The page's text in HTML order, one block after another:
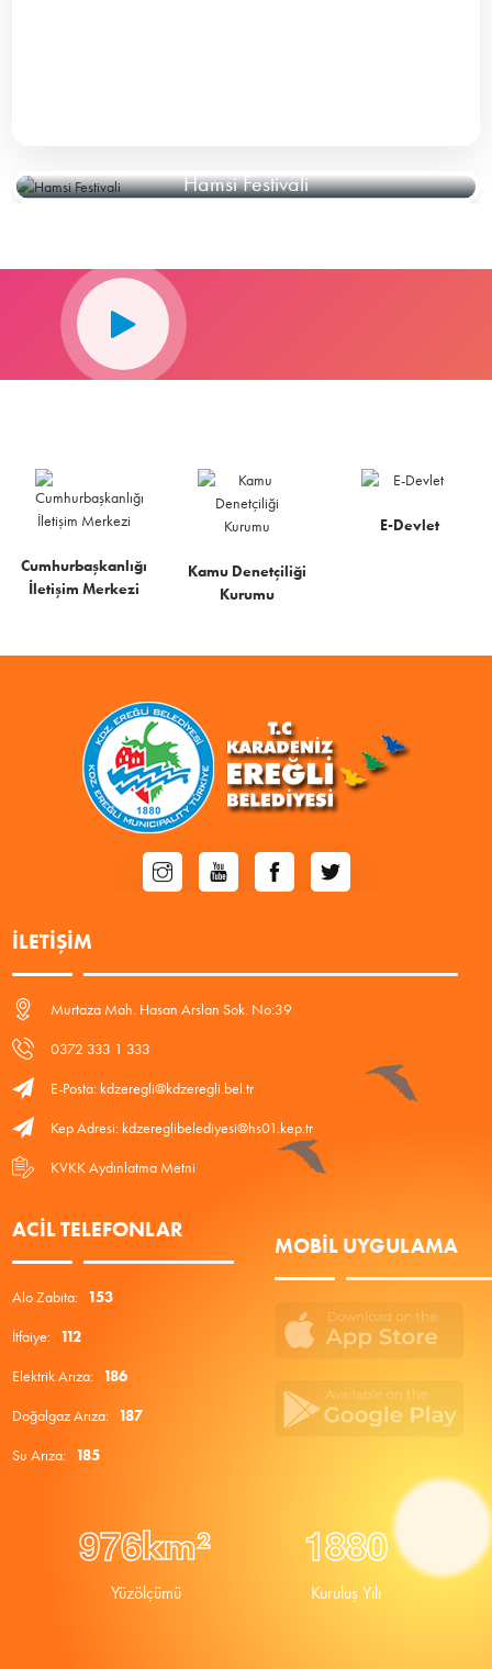
Hamsi Festivali
Cumhurbaşkanlığı
İletişim Merkezi
Kamu Denetçiliği
Kurumu
E-Devlet
İLETIŞIM
Murtaza Mah. Hasan Arslan Sok. No:39
0372 333 1 333
E-Posta: kdzeregli@kdzeregli.bel.tr
Kep Adresi: kdzereglibelediyesi@hs01.kep.tr
KVKK Aydınlatma Metni
ACIL TELEFONLAR
Alo Zabıta: 153
İtfaiye: 112
Elektrik Arıza: 186
Doğalgaz Arıza: 187
Su Arıza: 185
MOBIL UYGULAMA
976km²
Yüzölçümü
1880
Kuruluş Yılı